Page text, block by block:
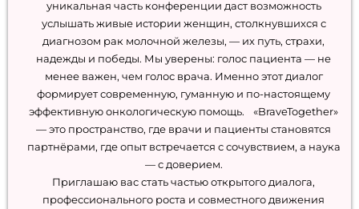
уникальная часть конференции даст возможность
услышать живые истории женщин, столкнувшихся с
диагнозом рак молочной железы, — их путь, страхи,
надежды и победы. Мы уверены: голос пациента — не
менее важен, чем голос врача. Именно этот диалог
формирует современную, гуманную и по-настоящему
эффективную онкологическую помощь. «BraveTogether»
— это пространство, где врачи и пациенты становятся
партнёрами, где опыт встречается с сочувствием, а наука
— с доверием.
Приглашаю вас стать частью открытого диалога,
профессионального роста и совместного движения